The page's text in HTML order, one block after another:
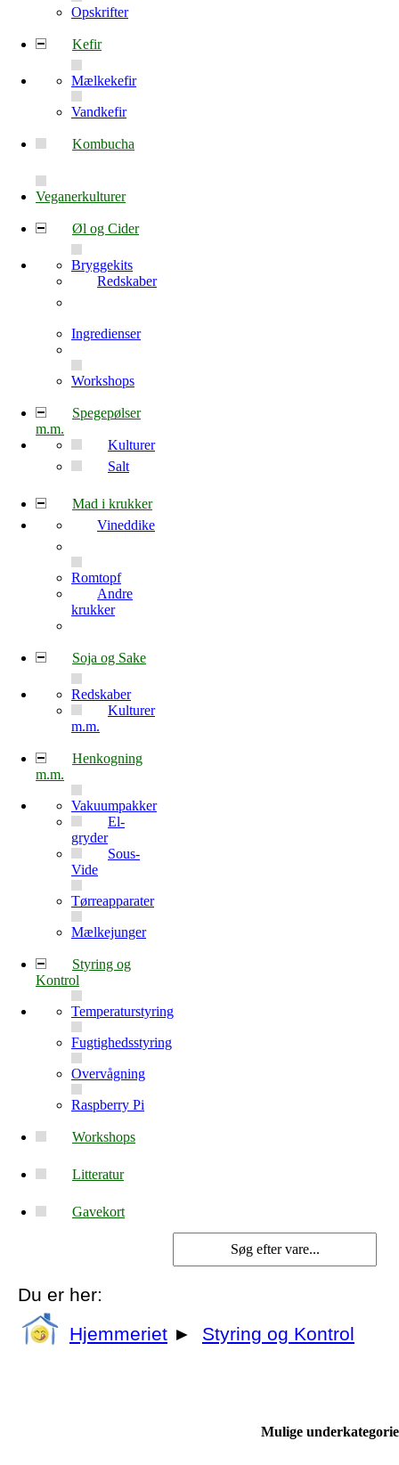
Opskrifter
Kefir
Mælkekefir
Vandkefir
Kombucha
Veganerkulturer
Øl og Cider
Bryggekits
Redskaber
Ingredienser
Workshops
Spegepølser
m.m.
Kulturer
Salt
Mad i krukker
Vineddike
Romtopf
Andre
krukker
Soja og Sake
Redskaber
Kulturer
m.m.
Henkogning
m.m.
Vakuumpakker
El-
gryder
Sous-
Vide
Tørreapparater
Mælkejunger
Styring og
Kontrol
Temperaturstyring
Fugtighedsstyring
Overvågning
Raspberry Pi
Workshops
Litteratur
Gavekort
Du er her:
Hjemmeriet ► Styring og Kontrol
Mulige